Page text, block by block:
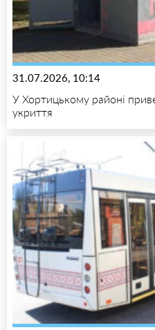
31.07.2026, 10:14
У Хортицькому районі
укриття